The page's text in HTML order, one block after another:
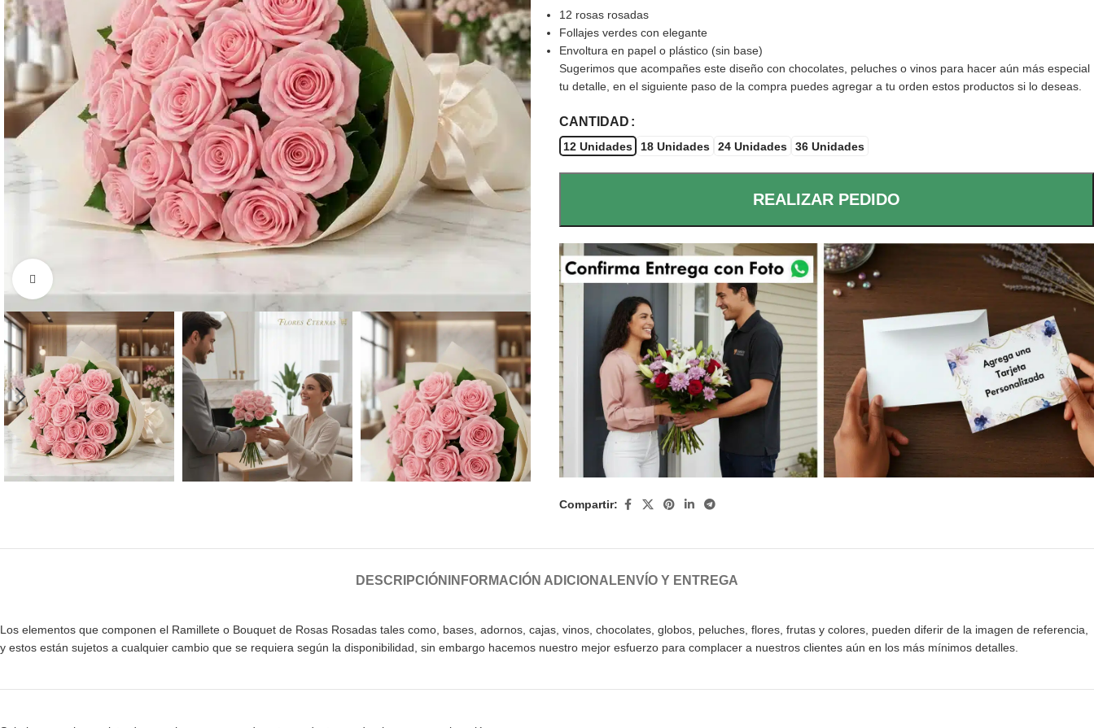
12 rosas rosadas
Follajes verdes con elegante
Envoltura en papel o plástico (sin base)
Sugerimos que acompañes este diseño con chocolates, peluches o vinos para hacer aún más especial
tu detalle, en el siguiente paso de la compra puedes agregar a tu orden estos productos si lo deseas.
CANTIDAD
12 Unidades 18 Unidades 24 Unidades 36 Unidades
REALIZAR PEDIDO
Compartir:
DESCRIPCIÓN INFORMACIÓN ADICIONALENVÍO Y ENTREGA
Los elementos que componen el Ramillete o Bouquet de Rosas Rosadas tales como, bases, adornos, cajas, vinos, chocolates, globos, peluches, flores, frutas y colores, pueden diferir de la imagen de referencia,
y estos están sujetos a cualquier cambio que se requiera según la disponibilidad, sin embargo hacemos nuestro mejor esfuerzo para complacer a nuestros clientes aún en los más mínimos detalles.